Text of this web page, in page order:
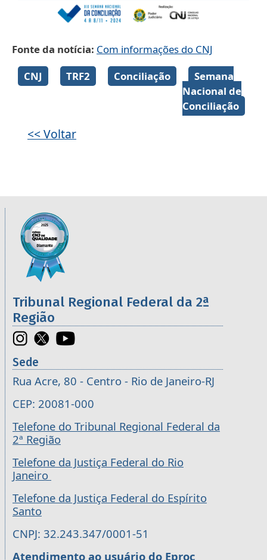
Fonte da notícia Com informações do CNJ
Galeria de imagens
CNJ
TRF2 Conciliação
Semana
Nacional de
Conciliação
<< Voltar
Informações úteis sobre os órgãos da 2ª
Imagem
Tribunal Regional Federal da 2ª
Região
Sede
Rua Acre, 80 - Centro - Rio de Janeiro-RJ
CEP: 20081-000
Telefone do Tribunal Regional Federal da
2ª Região
Telefone da Justiça Federal do Rio
Janeiro
Telefone da Justiça Federal do Espírito
Santo
CNPJ: 32.243.347/0001-51
Atendimento ao usuário do Eproc